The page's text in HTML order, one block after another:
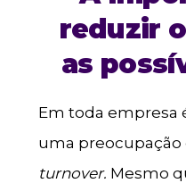
reduzir
as
Em toda
uma preocupação
turnover. Mesmo